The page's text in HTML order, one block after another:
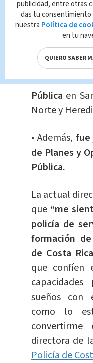
•Fungió
direcciones
Pública en
Norte y
• Además, fue
de Planes y
Pública.
La actual
que “me
policía de
formación
de Costa
que confíen
sueños con
como lo
directora de
Policía de
publicidad, entre otras
das tu consentimiento
nuestra Política de
en tu
QUIERO SABER